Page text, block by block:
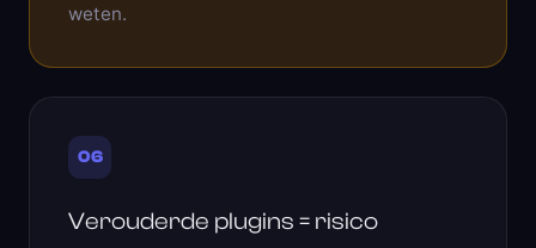
weten.
06
Verouderde plugins = risico